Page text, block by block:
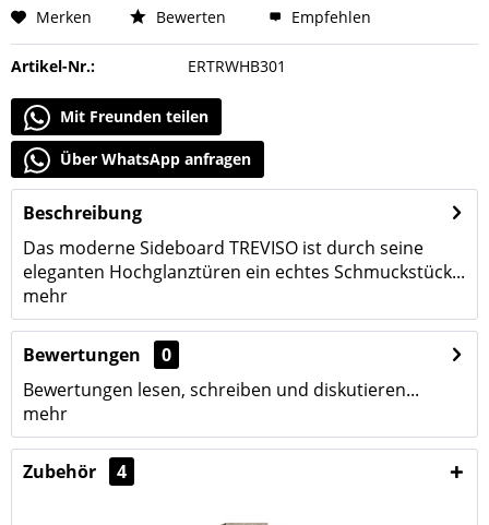
Merken Bewerten Empfehlen
Artikel-Nr.: ERTRWHB301
Mit Freunden teilen
Über WhatsApp anfragen
Beschreibung
Das moderne Sideboard TREVISO ist durch seine
eleganten Hochglanztüren ein echtes Schmuckstück...
mehr
Bewertungen
0
Bewertungen lesen, schreiben und diskutieren...
mehr
Zubehör 4